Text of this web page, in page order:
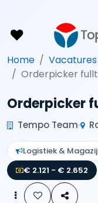
Home Vacatures
Orderpicker
Orderpicker
Tempo Team
Logistiek &
€ 2.121 - € 2.652